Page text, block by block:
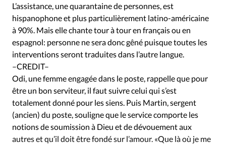
L’assistance, une quarantaine de personnes, est
hispanophone et plus particulièrement latino-américaine
à 90%. Mais elle chante tour à tour en français ou en
espagnol: personne ne sera donc gêné puisque toutes les
interventions seront traduites dans l’autre langue.
–CREDIT–
Odi, une femme engagée dans le poste, rappelle que pour
être un bon serviteur, il faut suivre celui qui s’est
totalement donné pour les siens. Puis Martin, sergent
(ancien) du poste, souligne que le service comporte les
notions de soumission à Dieu et de dévouement aux
autres et qu’il doit être fondé sur l’amour. «Que là où je me